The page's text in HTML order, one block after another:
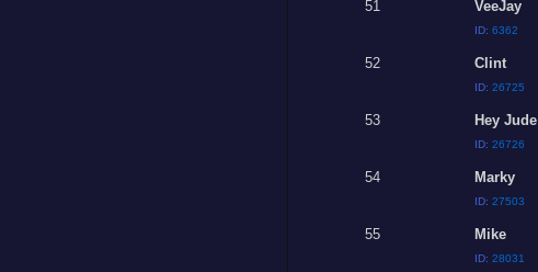
51 VeeJay
ID: 6362
52 Clint
ID: 26725
53 Hey Jude
ID: 26726
54 Marky
ID: 27503
55 Mike
ID: 28031